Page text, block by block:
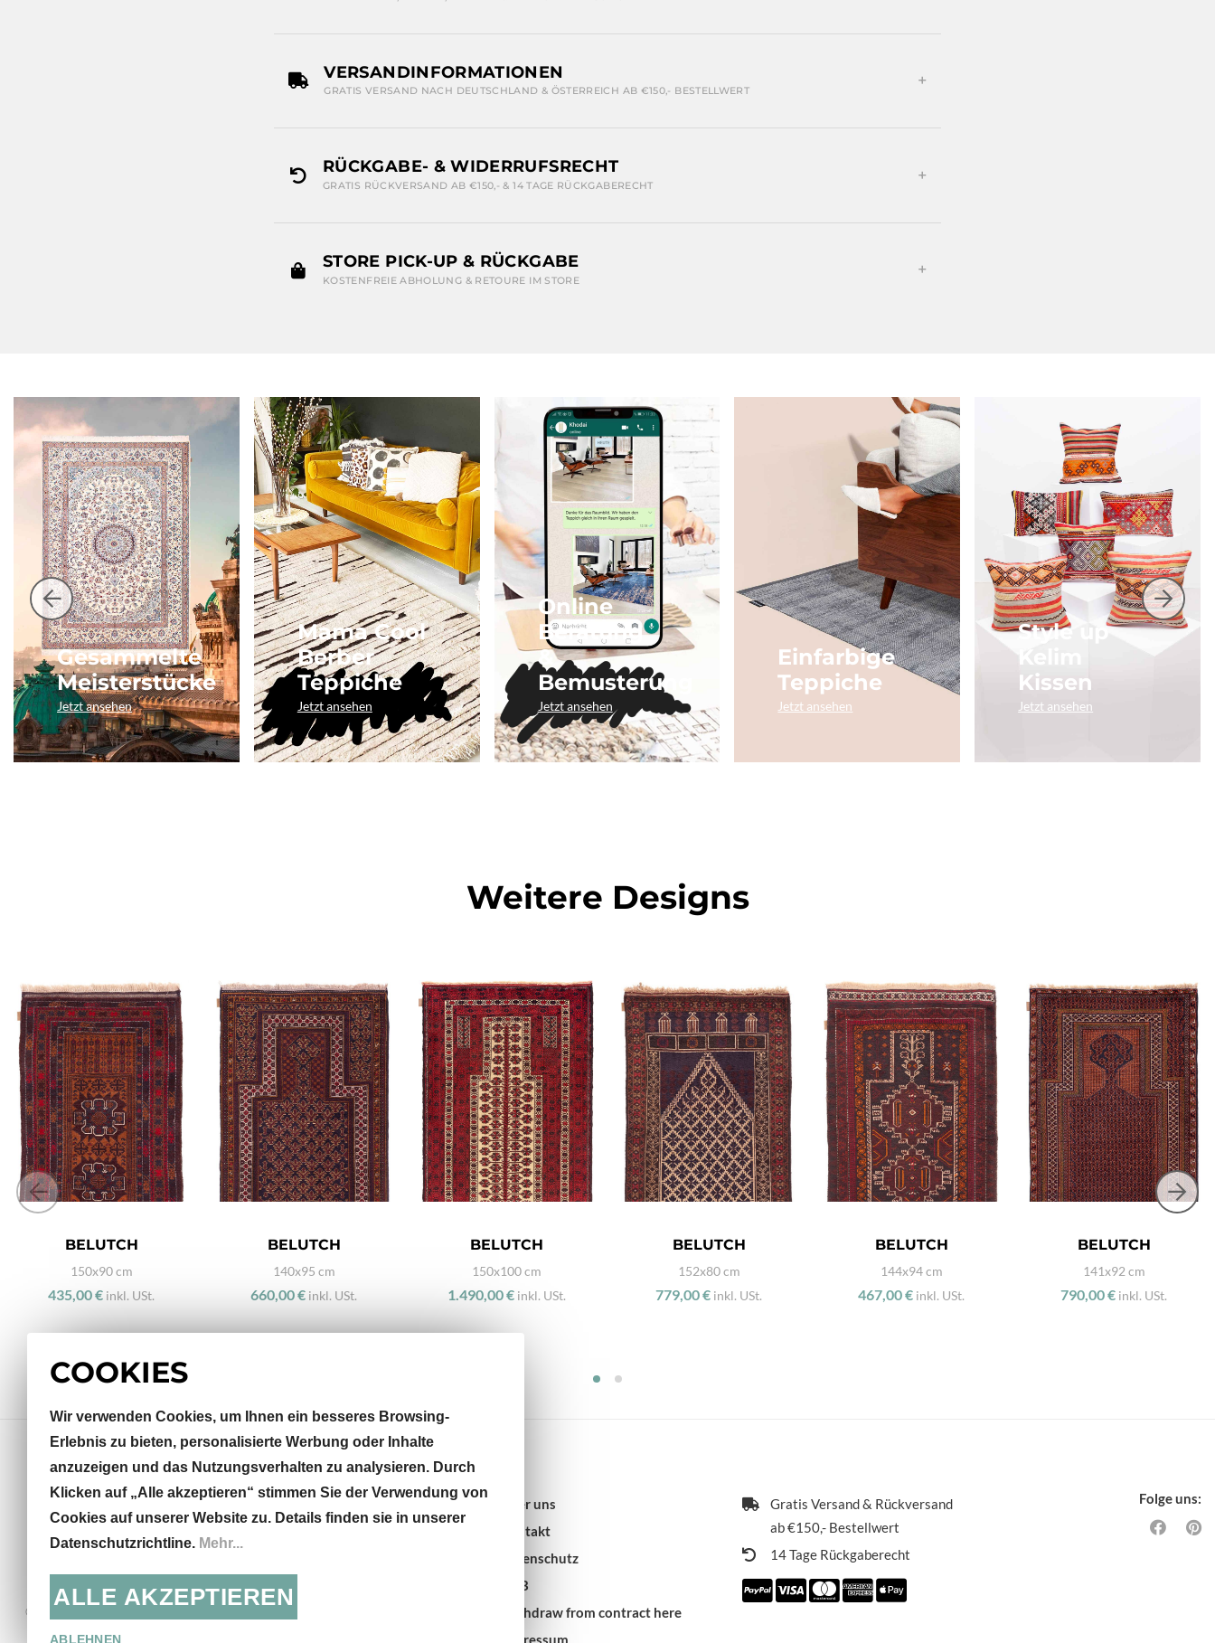
VERSANDINFORMATIONEN
GRATIS VERSAND NACH DEUTSCHLAND & ÖSTERREICH AB €150,- BESTELLWERT
RÜCKGABE- & WIDERRUFSRECHT
GRATIS RÜCKVERSAND AB €150,- & 14 TAGE RÜCKGABERECHT
STORE PICK-UP & RÜCKGABE
KOSTENFREIE ABHOLUNG & RETOURE IM STORE
Gesammelte
Meisterstücke
Jetzt ansehen
Mama Cool
Berber
Teppiche
Jetzt ansehen
Online
Beratung
&
Bemusterung
Jetzt ansehen
Einfarbige
Teppiche
Jetzt ansehen
Style up
Kelim
Kissen
Jetzt ansehen
Weitere Designs
BELUTCH
150x90 cm
435,00 € inkl. USt.
BELUTCH
140x95 cm
660,00 € inkl. USt.
BELUTCH
150x100 cm
1.490,00 € inkl. USt.
BELUTCH
152x80 cm
779,00 € inkl. USt.
BELUTCH
144x94 cm
467,00 € inkl. USt.
BELUTCH
141x92 cm
790,00 € inkl. USt.
COOKIES
Wir verwenden Cookies, um Ihnen ein besseres Browsing-
Erlebnis zu bieten, personalisierte Werbung oder Inhalte
anzuzeigen und das Nutzungsverhalten zu analysieren. Durch
Klicken auf „Alle akzeptieren“ stimmen Sie der Verwendung von
Cookies auf unserer Website zu. Details finden sie in unserer
Datenschutzrichtline. Mehr...
ALLE AKZEPTIEREN
ABLEHNEN
© KHODAI - Handmade Carpets
+43 662 871435
Über uns
Kontakt
Datenschutz
AGB
Withdraw from contract here
Impressum
Gratis Versand & Rückversand
ab €150,- Bestellwert
14 Tage Rückgaberecht
Folge uns: